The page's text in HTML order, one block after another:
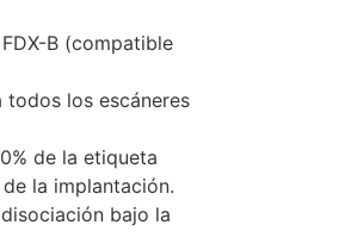
B (compatible
los escáneres
de la etiqueta
la implantación.
bajo la